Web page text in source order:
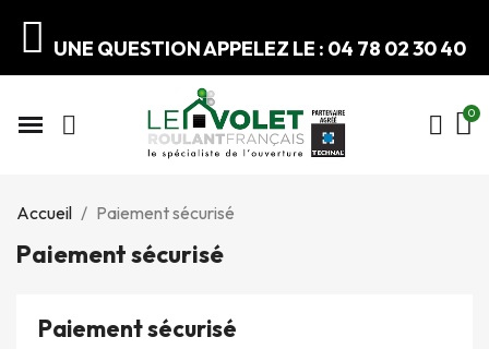
UNE QUESTION APPELEZ LE : 04 78 02 30 40
Accueil Paiement sécurisé
Paiement sécurisé
Paiement sécurisé